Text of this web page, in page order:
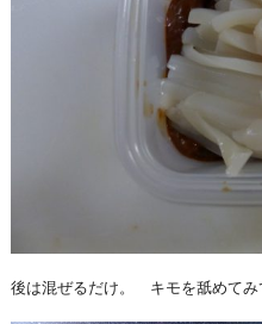
後は混ぜるだけ。 キモを舐めてみ